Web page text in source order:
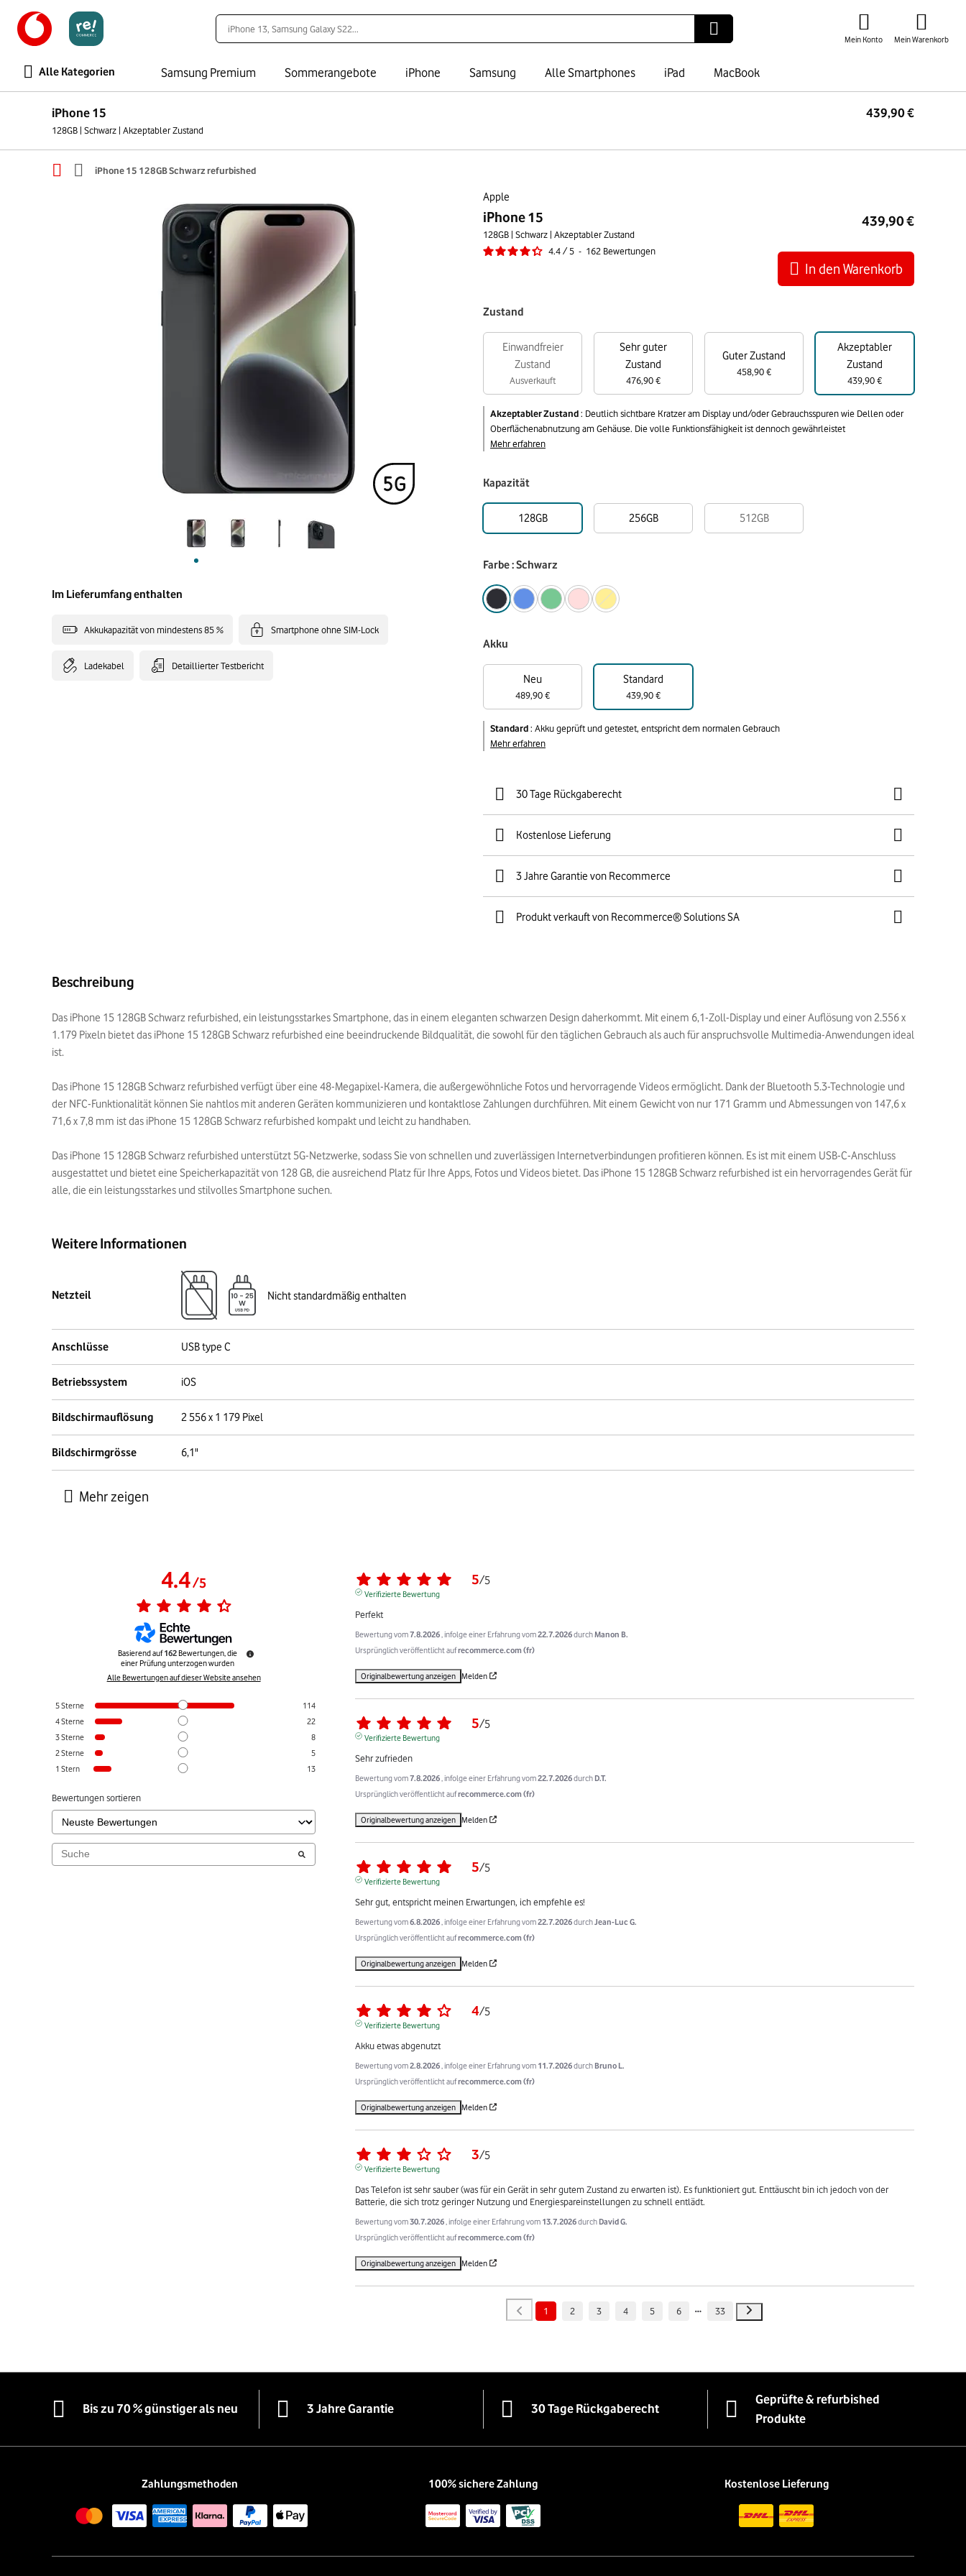
Mein Konto Mein Warenkorb
Alle Kategorien Samsung Premium Sommerangebote iPhone Samsung Alle Smartphones iPad MacBook
iPhone 15
128GB | Schwarz | Akzeptabler Zustand
439,90 €
iPhone 15 128GB Schwarz refurbished
Apple
iPhone 15
128GB | Schwarz | Akzeptabler Zustand
4.4/5 - 162 Bewertungen
Im Lieferumfang enthalten
Akkukapazität von mindestens 85 % Smartphone ohne SIM-Lock
Ladekabel Detaillierter Testbericht
439,90 €
In den Warenkorb
Zustand
Einwandfreier
Zustand
Ausverkauft
Sehr guter
Zustand
476,90 €
Guter Zustand
458,90 €
Akzeptabler
Zustand
439,90 €
Akzeptabler Zustand: Deutlich sichtbare Kratzer am Display und/oder Gebrauchsspuren wie Dellen oder
Oberflächenabnutzung am Gehäuse. Die volle Funktionsfähigkeit ist dennoch gewährleistet
Mehr erfahren
Kapazität
128GB 256GB 512GB
Farbe : Schwarz
Akku
Neu
489,90 €
Standard
439,90 €
Standard: Akku geprüft und getestet, entspricht dem normalen Gebrauch
Mehr erfahren
30 Tage Rückgaberecht
Kostenlose Lieferung
3 Jahre Garantie von Recommerce
Produkt verkauft von Recommerce® Solutions SA
Beschreibung
Das iPhone 15 128GB Schwarz refurbished, ein leistungsstarkes Smartphone, das in einem eleganten schwarzen Design daherkommt. Mit einem 6,1-Zoll-Display und einer Auflösung von 2.556 x
1.179 Pixeln bietet das iPhone 15 128GB Schwarz refurbished eine beeindruckende Bildqualität, die sowohl für den täglichen Gebrauch als auch für anspruchsvolle Multimedia-Anwendungen ideal
ist.
Das iPhone 15 128GB Schwarz refurbished verfügt über eine 48-Megapixel-Kamera, die außergewöhnliche Fotos und hervorragende Videos ermöglicht. Dank der Bluetooth 5.3-Technologie und
der NFC-Funktionalität können Sie nahtlos mit anderen Geräten kommunizieren und kontaktlose Zahlungen durchführen. Mit einem Gewicht von nur 171 Gramm und Abmessungen von 147,6 x
71,6 x 7,8 mm ist das iPhone 15 128GB Schwarz refurbished kompakt und leicht zu handhaben.
Das iPhone 15 128GB Schwarz refurbished unterstützt 5G-Netzwerke, sodass Sie von schnellen und zuverlässigen Internetverbindungen profitieren können. Es ist mit einem USB-C-Anschluss
ausgestattet und bietet eine Speicherkapazität von 128 GB, die ausreichend Platz für Ihre Apps, Fotos und Videos bietet. Das iPhone 15 128GB Schwarz refurbished ist ein hervorragendes Gerät für
alle, die ein leistungsstarkes und stilvolles Smartphone suchen.
Weitere Informationen
Netzteil Nicht standardmäßig enthalten
Anschlüsse USB type C
Betriebssystem iOS
Bildschirmauflösung 2 556 x 1 179 Pixel
Bildschirmgrösse 6,1"
4.4/5
Basierend auf162 Bewertungen, die
einer Prüfung unterzogen wurden
Alle Bewertungen auf dieser Website ansehen
5Sterne
114
4Sterne
22
3Sterne
8
2Sterne
5
1 Stern 13
Bewertungen sortieren
5/5
Verifizierte Bewertung
Perfekt
Bewertung vom7.8.2026 , infolge einer Erfahrung vom22.7.2026durchManon B.
Ursprünglich veröffentlicht aufrecommerce.com (fr)
Originalbewertung anzeigen Melden
5/5
Verifizierte Bewertung
Sehr zufrieden
Bewertung vom7.8.2026 , infolge einer Erfahrung vom22.7.2026durch D.T.
Ursprünglich veröffentlicht aufrecommerce.com (fr)
Originalbewertung anzeigen Melden
5/5
Verifizierte Bewertung
Sehr gut, entspricht meinen Erwartungen, ich empfehle es!
Bewertung vom6.8.2026 , infolge einer Erfahrung vom22.7.2026durchJean-Luc G.
Ursprünglich veröffentlicht aufrecommerce.com (fr)
Originalbewertung anzeigen Melden
4/5
Verifizierte Bewertung
Akku etwas abgenutzt
Bewertung vom2.8.2026 , infolge einer Erfahrung vom 11.7.2026durch Bruno L.
Ursprünglich veröffentlicht aufrecommerce.com (fr)
Originalbewertung anzeigen Melden
3/5
Verifizierte Bewertung
Das Telefon ist sehr sauber (was für ein Gerät in sehr gutem Zustand zu erwarten ist). Es funktioniert gut. Enttäuscht bin ich jedoch von der
Batterie, die sich trotz geringer Nutzung und Energiespareinstellungen zu schnell entlädt.
Bewertung vom30.7.2026 , infolge einer Erfahrung vom 13.7.2026durch David G.
Ursprünglich veröffentlicht aufrecommerce.com (fr)
Originalbewertung anzeigen Melden
1 2 3 4 5 6 33
Bis zu 70 % günstiger als neu 3 Jahre Garantie 30 Tage Rückgaberecht
Geprüfte & refurbished
Produkte
Zahlungsmethoden 100% sichere Zahlung Kostenlose Lieferung